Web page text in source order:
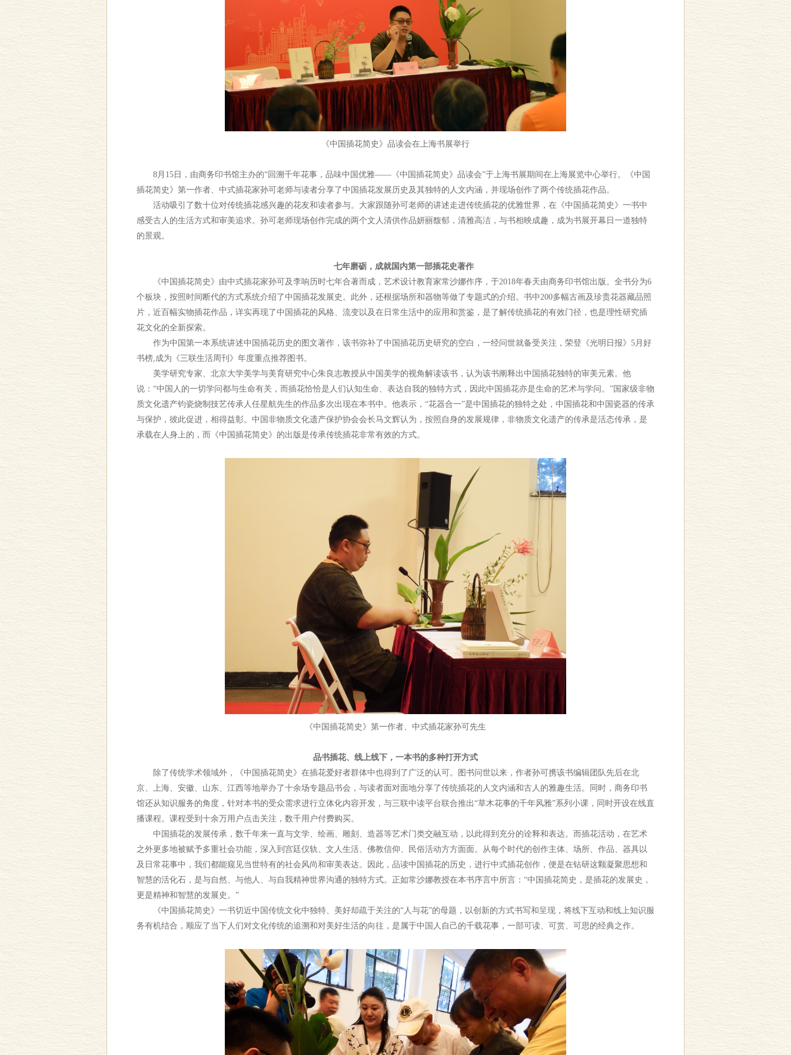
《中国插花简史》品读会在上海书展举行
8月15日，由商务印书馆主办的“回溯千年花事，品味中国优雅——《中国插花简史》品读会”于上海书展期间在上海展览中心举行。《中国
插花简史》第一作者、中式插花家孙可老师与读者分享了中国插花发展历史及其独特的人文内涵，并现场创作了两个传统插花作品。
活动吸引了数十位对传统插花感兴趣的花友和读者参与。大家跟随孙可老师的讲述走进传统插花的优雅世界，在《中国插花简史》一书中
感受古人的生活方式和审美追求。孙可老师现场创作完成的两个文人清供作品妍丽馥郁，清雅高洁，与书相映成趣，成为书展开幕日一道独特
的景观。
七年磨砺，成就国内第一部插花史著作
《中国插花简史》由中式插花家孙可及李响历时七年合著而成，艺术设计教育家常沙娜作序，于2018年春天由商务印书馆出版。全书分为6
个板块，按照时间断代的方式系统介绍了中国插花发展史。此外，还根据场所和器物等做了专题式的介绍。书中200多幅古画及珍贵花器藏品照
片，近百幅实物插花作品，详实再现了中国插花的风格、流变以及在日常生活中的应用和赏鉴，是了解传统插花的有效门径，也是理性研究插
花文化的全新探索。
作为中国第一本系统讲述中国插花历史的图文著作，该书弥补了中国插花历史研究的空白，一经问世就备受关注，荣登《光明日报》5月好
书榜,成为《三联生活周刊》年度重点推荐图书。
美学研究专家、北京大学美学与美育研究中心朱良志教授从中国美学的视角解读该书，认为该书阐释出中国插花独特的审美元素。他
说：“中国人的一切学问都与生命有关，而插花恰恰是人们认知生命、表达自我的独特方式，因此中国插花亦是生命的艺术与学问。”国家级非物
质文化遗产钧瓷烧制技艺传承人任星航先生的作品多次出现在本书中。他表示，“花器合一”是中国插花的独特之处，中国插花和中国瓷器的传承
与保护，彼此促进，相得益彰。中国非物质文化遗产保护协会会长马文辉认为，按照自身的发展规律，非物质文化遗产的传承是活态传承，是
承载在人身上的，而《中国插花简史》的出版是传承传统插花非常有效的方式。
《中国插花简史》第一作者、中式插花家孙可先生
品书插花、线上线下，一本书的多种打开方式
除了传统学术领域外，《中国插花简史》在插花爱好者群体中也得到了广泛的认可。图书问世以来，作者孙可携该书编辑团队先后在北
京、上海、安徽、山东、江西等地举办了十余场专题品书会，与读者面对面地分享了传统插花的人文内涵和古人的雅趣生活。同时，商务印书
馆还从知识服务的角度，针对本书的受众需求进行立体化内容开发，与三联中读平台联合推出“草木花事的千年风雅”系列小课，同时开设在线直
播课程。课程受到十余万用户点击关注，数千用户付费购买。
中国插花的发展传承，数千年来一直与文学、绘画、雕刻、造器等艺术门类交融互动，以此得到充分的诠释和表达。而插花活动，在艺术
之外更多地被赋予多重社会功能，深入到宫廷仪轨、文人生活、佛教信仰、民俗活动方方面面。从每个时代的创作主体、场所、作品、器具以
及日常花事中，我们都能窥见当世特有的社会风尚和审美表达。因此，品读中国插花的历史，进行中式插花创作，便是在钻研这颗凝聚思想和
智慧的活化石，是与自然、与他人、与自我精神世界沟通的独特方式。正如常沙娜教授在本书序言中所言：“中国插花简史，是插花的发展史，
更是精神和智慧的发展史。”
《中国插花简史》一书切近中国传统文化中独特、美好却疏于关注的“人与花”的母题，以创新的方式书写和呈现，将线下互动和线上知识服
务有机结合，顺应了当下人们对文化传统的追溯和对美好生活的向往，是属于中国人自己的千载花事，一部可读、可赏、可思的经典之作。